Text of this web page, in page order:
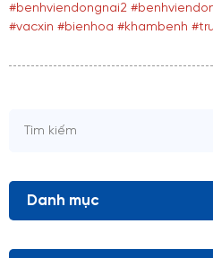
#benhviendongnai2
#vacxin #bienhoa #khambenh
Danh mục